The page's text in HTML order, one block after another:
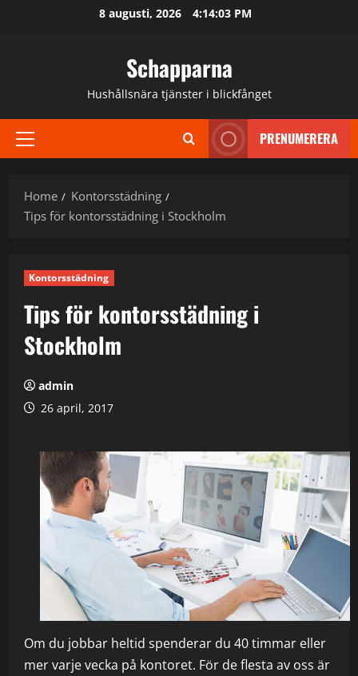
8 augusti, 2026 4:14:04 PM
Schapparna
Hushållsnära tjänster i blickfånget
Primary
PRENUMERERA
Home
Kontorsstädning
Tips för kontorsstädning i Stockholm
Kontorsstädning
Tips för kontorsstädning i
Stockholm
admin
26 april, 2017
Om du jobbar heltid spenderar du 40 timmar eller
mer varje vecka på kontoret. För de flesta av oss är